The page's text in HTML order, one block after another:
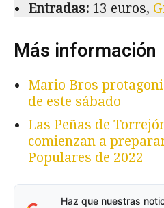
Entradas: 13 euros,
Más información
Mario Bros
de este sábado
Las Peñas de
comienzan a
Populares de 2022
Haz que nuestras